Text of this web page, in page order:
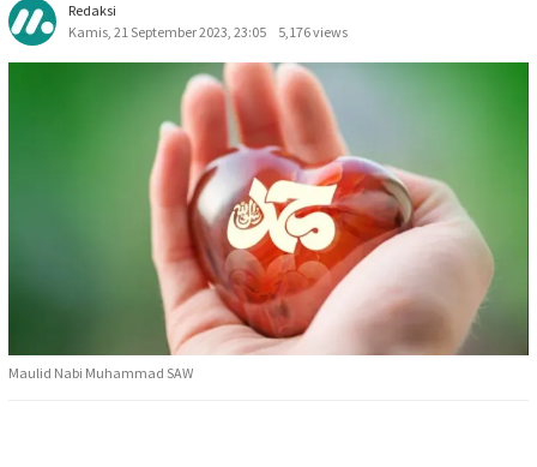
Redaksi
Kamis, 21 September 2023, 23:05
5,176 views
Maulid Nabi Muhammad SAW